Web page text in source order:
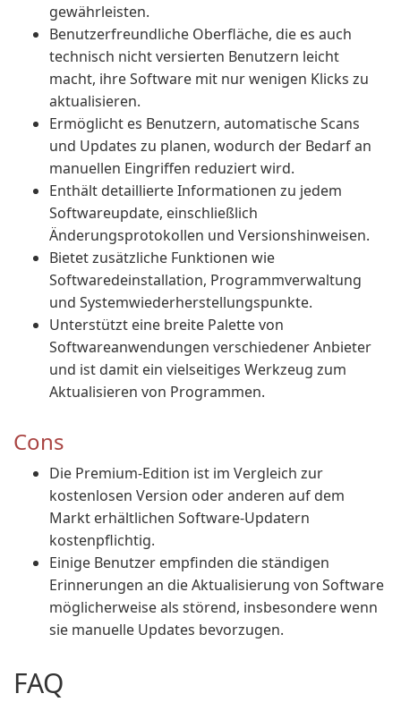
gewährleisten.
Benutzerfreundliche Oberfläche, die es auch
technisch nicht versierten Benutzern leicht
macht, ihre Software mit nur wenigen Klicks zu
aktualisieren.
Ermöglicht es Benutzern, automatische Scans
und Updates zu planen, wodurch der Bedarf an
manuellen Eingriffen reduziert wird.
Enthält detaillierte Informationen zu jedem
Softwareupdate, einschließlich
Änderungsprotokollen und Versionshinweisen.
Bietet zusätzliche Funktionen wie
Softwaredeinstallation, Programmverwaltung
und Systemwiederherstellungspunkte.
Unterstützt eine breite Palette von
Softwareanwendungen verschiedener Anbieter
und ist damit ein vielseitiges Werkzeug zum
Aktualisieren von Programmen.
Cons
Die Premium-Edition ist im Vergleich zur
kostenlosen Version oder anderen auf dem
Markt erhältlichen Software-Updatern
kostenpflichtig.
Einige Benutzer empfinden die ständigen
Erinnerungen an die Aktualisierung von Software
möglicherweise als störend, insbesondere wenn
sie manuelle Updates bevorzugen.
FAQ